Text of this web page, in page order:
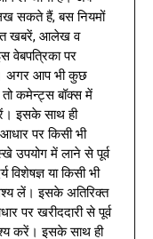
सकते हैं, बस नियमों
खबरें, आलेख व
वेबपत्रिका पर
अगर आप भी कुछ
कमेन्ट्स बॉक्स में
इसके साथ ही
पर किसी भी
उपयोग में लाने से पूर्व
विशेषज्ञ या किसी भी
लें। इसके अतिरिक्त
पर खरीददारी से पूर्व
करें। इसके साथ ही